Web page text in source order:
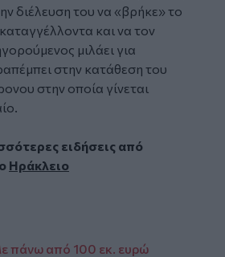
διέλευση του να «βρήκε» το
και να τον
μιλάει για
στην κατάθεση του
στην οποία γίνεται
ειδήσεις από
Ηράκλειο
πάνω από 100 εκ. ευρώ